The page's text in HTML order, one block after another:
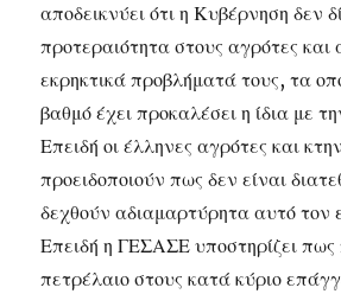
αποδεικνύει ότι η Κυβέρνηση δεν
προτεραιότητα στους αγρότες και
εκρηκτικά προβλήματά τους, τα
βαθμό έχει προκαλέσει η ίδια με
Επειδή οι έλληνες αγρότες και
προειδοποιούν πως δεν είναι
δεχθούν αδιαμαρτύρητα αυτό τον
Επειδή η ΓΕΣΑΣΕ υποστηρίζει πως
πετρέλαιο στους κατά κύριο